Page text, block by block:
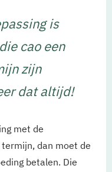
is
cao een
zijn
dat altijd!
met de
dan moet de
betalen. Die